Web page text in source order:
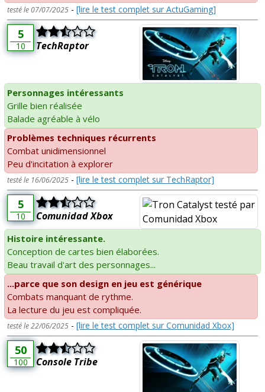
testé le 07/07/2025 - [lire le test complet sur ActuGaming]
5
10 TechRaptor
Personnages intéressants
Grille bien réalisée
Balade agréable à vélo
Problèmes techniques récurrents
Combat unidimensionnel
Peu d'incitation à explorer
testé le 16/06/2025 - [lire le test complet sur TechRaptor]
5
10 Comunidad Xbox
Histoire intéressante.
Conception de cartes bien élaborées.
Beau travail d'art des personnages...
...parce que son design en jeu est générique
Combats manquant de rythme.
La lecture du jeu est compliquée.
testé le 22/06/2025 - [lire le test complet sur Comunidad Xbox]
50
100 Console Tribe